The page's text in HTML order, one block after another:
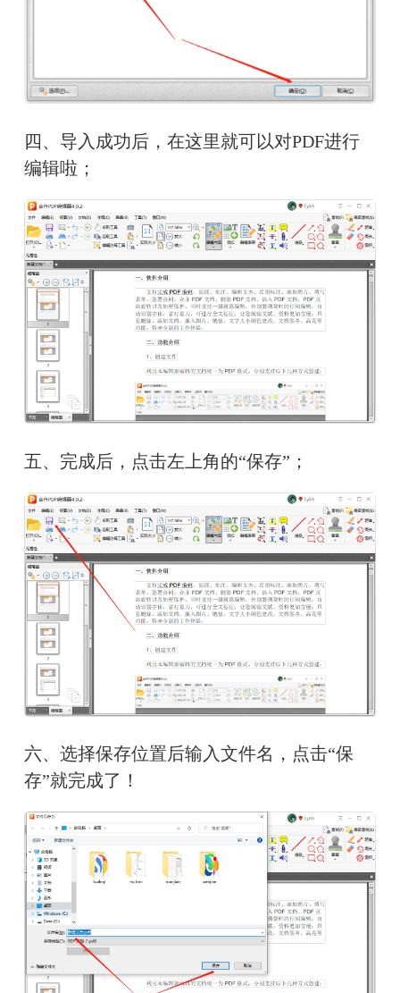
四、导入成功后，在这里就可以对PDF进行
编辑啦；
五、完成后，点击左上角的“保存”；
六、选择保存位置后输入文件名，点击“保
存”就完成了！